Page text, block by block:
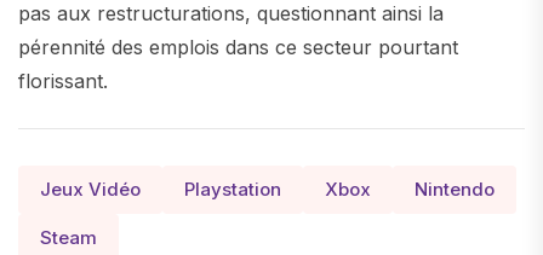
pas aux restructurations, questionnant ainsi la
pérennité des emplois dans ce secteur pourtant
florissant.
Jeux Vidéo Playstation Xbox Nintendo
Steam